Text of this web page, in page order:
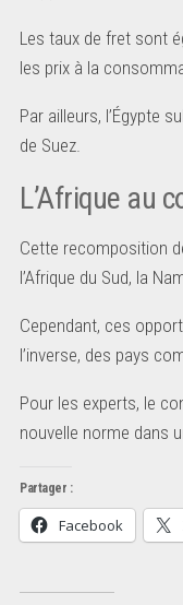
Les taux de fret sont
les prix à la
Par ailleurs, l’Égypte
de Suez.
L’Afrique au
Cette recomposition
l’Afrique du Sud, la
Cependant, ces
l’inverse, des pays
Pour les experts, le
nouvelle norme dans
Partager :
Facebook